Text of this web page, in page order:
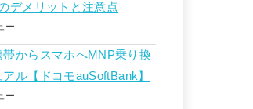
デメリットと注意点
ー
帯からスマホへMNP乗り換
アル【ドコモauSoftBank】
ー